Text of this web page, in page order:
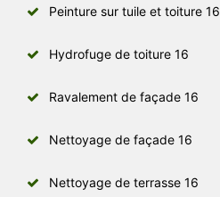
Peinture sur tuile et toiture 16
Hydrofuge de toiture 16
Ravalement de façade 16
Nettoyage de façade 16
Nettoyage de terrasse 16